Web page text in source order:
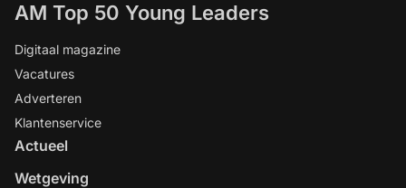
AM Top 50 Young Leaders
Digitaal magazine
Vacatures
Adverteren
Klantenservice
Actueel
Wetgeving